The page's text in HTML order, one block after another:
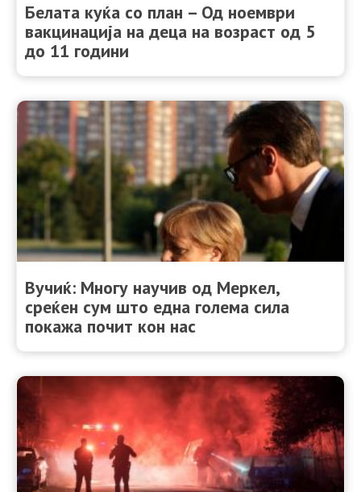
Белата куќа со план – Од ноември
вакцинација на деца на возраст од 5
до 11 години
Вучиќ: Многу научив од Меркел,
среќен сум што една голема сила
покажа почит кон нас